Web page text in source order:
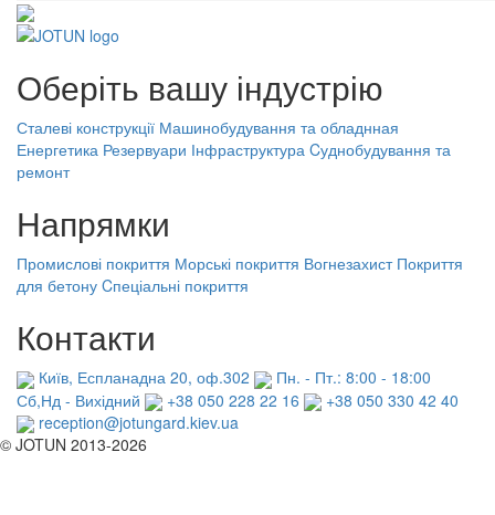
Оберіть вашу індустрію
Сталеві конструкції Машинобудування та обладнная
Енергетика Резервуари Інфраструктура Cуднобудування та
ремонт
Напрямки
Промислові покриття Морські покриття Вогнезахист Покриття
для бетону Cпеціальні покриття
Контакти
Київ, Еспланадна 20, оф.302
Пн. - Пт.: 8:00 - 18:00
Сб,Нд - Вихідний
+38 050 228 22 16
+38 050 330 42 40
reception@jotungard.kiev.ua
© JOTUN 2013-2026